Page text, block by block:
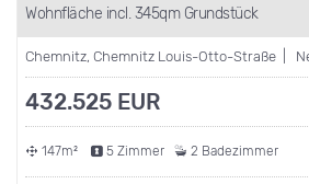
Wohnfläche incl. 345qm Grundstück
Chemnitz, Chemnitz Louis-Otto-Straße |
432.525 EUR
147m² 5 Zimmer 2 Badezimmer